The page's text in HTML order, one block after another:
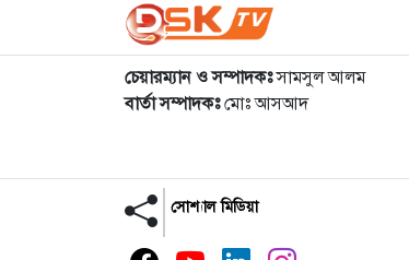
চেয়ারম্যান ও সম্পাদকঃসামসুল আলম
বার্তা সম্পাদকঃমোঃ আসআদ
সোশ্যাল মিডিয়া